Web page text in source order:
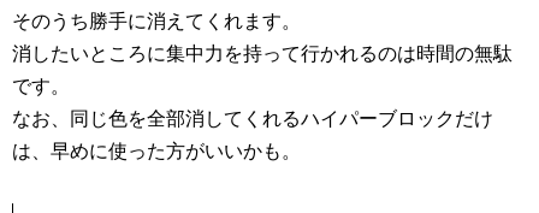
そのうち勝手に消えてくれます。
消したいところに集中力を持って行かれるのは時間の無駄
です。
なお、同じ色を全部消してくれるハイパーブロックだけ
は、早めに使った方がいいかも。